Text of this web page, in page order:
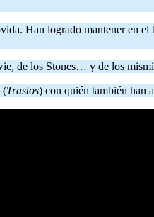
Han logrado mantener en
de los Stones… y de los
(Trastos) con quién también han